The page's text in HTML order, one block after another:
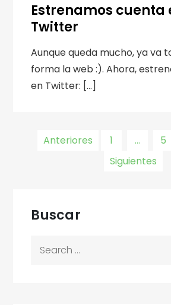
Estrenamos cuenta
Twitter
Aunque queda mucho, ya va
forma la web :). Ahora,
en Twitter: […]
Navegación
entradas
Anteriores 1 … 5
Siguientes
Buscar